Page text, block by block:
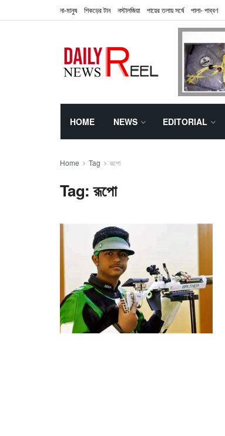
না-মানুষ শিকড়ের টান নস্টালজিয়া পায়ের তলায় সর্ষে পালা- পাব্বণ
HOME NEWS EDITORIAL
Home Tag রূপো
Tag:রূপো